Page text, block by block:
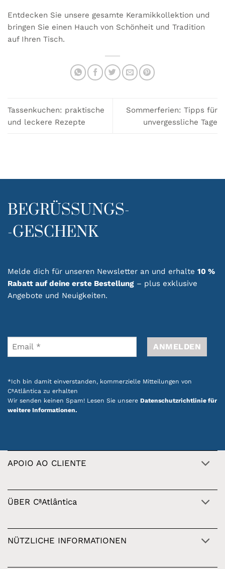
Entdecken Sie unsere gesamte Keramikkollektion und
bringen Sie einen Hauch von Schönheit und Tradition
auf Ihren Tisch.
Tassenkuchen: praktische
und leckere Rezepte
Sommerferien: Tipps für
unvergessliche Tage
BEGRÜSSUNGS-
-GESCHENK
Melde dich für unseren Newsletter an und erhalte 10 %
Rabatt auf deine erste Bestellung – plus exklusive
Angebote und Neuigkeiten.
*Ich bin damit einverstanden, kommerzielle Mitteilungen von
CªAtlântica zu erhalten
Wir senden keinen Spam! Lesen Sie unsere Datenschutzrichtlinie für
weitere Informationen.
APOIO AO CLIENTE
ÜBER CªAtlântica
NÜTZLICHE INFORMATIONEN